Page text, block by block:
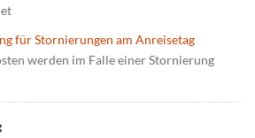
für Stornierungen am Anreisetag
werden im Falle einer Stornierung